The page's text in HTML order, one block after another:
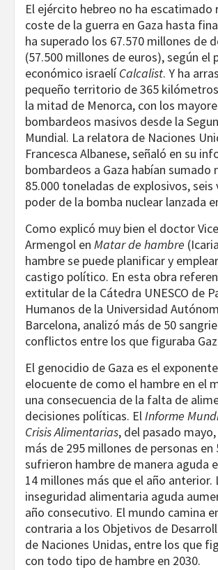
El ejército hebreo no ha escatimado
coste de la guerra en Gaza hasta
ha superado los 67.570 millones de
(57.500 millones de euros), según el
económico israelíCalcalist. Y ha
pequeño territorio de 365
la mitad de Menorca, con los
bombardeos masivos desde la
Mundial. La relatora de Naciones
Francesca Albanese, señaló en su
bombardeos a Gaza habían sumado
85.000 toneladas de explosivos, seis
poder de la bomba nuclear lanzada
Como explicó muy bien el doctor
Armengol en Matar de hambre
hambre se puede planificar y
castigo político. En esta obra
extitular de la Cátedra UNESCO de
Humanos de la Universidad
Barcelona, analizó más de 50
conflictos entre los que figuraba
El genocidio de Gaza es el
elocuente de como el hambre en el
una consecuencia de la falta de
decisiones políticas. ElInforme
Crisis Alimentarias, del pasado
más de 295 millones de personas en
sufrieron hambre de manera aguda
14 millones más que el año anterior.
inseguridad alimentaria aguda
año consecutivo. El mundo camina
contraria a los Objetivos de
de Naciones Unidas, entre los que
con todo tipo de hambre en 2030.